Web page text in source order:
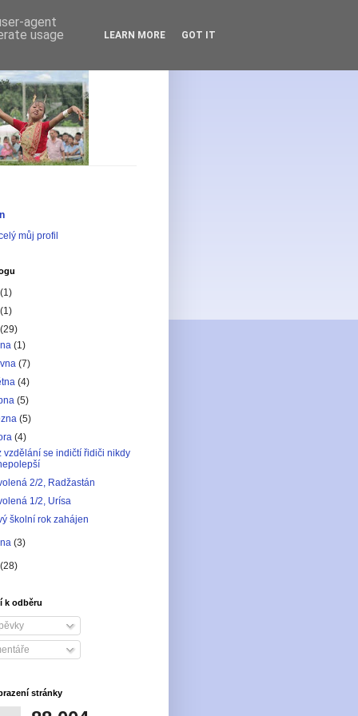
můj profil
(1)
(1)
(29)
(1)
(7)
(4)
(5)
(5)
(4)
vzdělání se indičtí řidiči nikdy
2/2, Radžastán
1/2, Urísa
školní rok zahájen
(3)
(28)
k odběru
stránky
agent
usage
LEARN MORE GOT IT